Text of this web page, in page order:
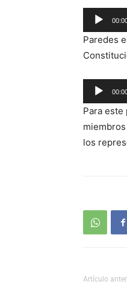
de
audio
Paredes
de
audio
Para
los
Artículo